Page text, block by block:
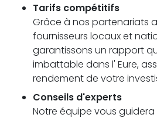
Tarifs compétitifs
Grâce à nos partenariats
fournisseurs locaux et
garantissons un rapport
imbattable dans l' Eure,
rendement de votre
Conseils d'experts
Notre équipe vous